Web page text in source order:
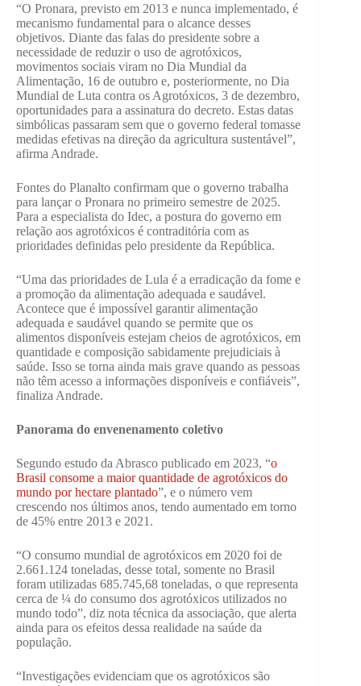
“O Pronara, previsto em 2013 e nunca implementado, é
mecanismo fundamental para o alcance desses
objetivos. Diante das falas do presidente sobre a
necessidade de reduzir o uso de agrotóxicos,
movimentos sociais viram no Dia Mundial da
Alimentação, 16 de outubro e, posteriormente, no Dia
Mundial de Luta contra os Agrotóxicos, 3 de dezembro,
oportunidades para a assinatura do decreto. Estas datas
simbólicas passaram sem que o governo federal tomasse
medidas efetivas na direção da agricultura sustentável”,
afirma Andrade.
Fontes do Planalto confirmam que o governo trabalha
para lançar o Pronara no primeiro semestre de 2025.
Para a especialista do Idec, a postura do governo em
relação aos agrotóxicos é contraditória com as
prioridades definidas pelo presidente da República.
“Uma das prioridades de Lula é a erradicação da fome e
a promoção da alimentação adequada e saudável.
Acontece que é impossível garantir alimentação
adequada e saudável quando se permite que os
alimentos disponíveis estejam cheios de agrotóxicos, em
quantidade e composição sabidamente prejudiciais à
saúde. Isso se torna ainda mais grave quando as pessoas
não têm acesso a informações disponíveis e confiáveis”,
finaliza Andrade.
Panorama do envenenamento coletivo
Segundo estudo da Abrasco publicado em 2023, “o
Brasil consome a maior quantidade de agrotóxicos do
mundo por hectare plantado”, e o número vem
crescendo nos últimos anos, tendo aumentado em torno
de 45% entre 2013 e 2021.
“O consumo mundial de agrotóxicos em 2020 foi de
2.661.124 toneladas, desse total, somente no Brasil
foram utilizadas 685.745,68 toneladas, o que representa
cerca de ¼ do consumo dos agrotóxicos utilizados no
mundo todo”, diz nota técnica da associação, que alerta
ainda para os efeitos dessa realidade na saúde da
população.
“Investigações evidenciam que os agrotóxicos são